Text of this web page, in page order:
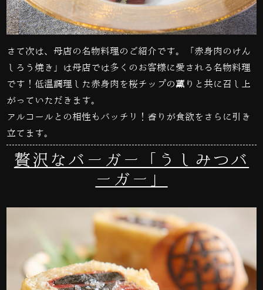
さて次は、母店の名物料理のご紹介です。「赤身肉のけん
しろう焼き」は母店では多くのお客様に愛される名物料理
です！低温調理した赤身肉を桜チップの薫りと共に召し上
がっていただきます。
アルコールとの相性もバッチリ！香りが食欲をさらに引き
立てます。
贅沢なバーガー「うしみつバ
ーガー」